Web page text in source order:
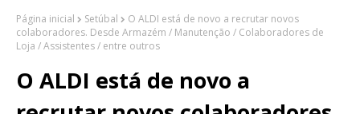
Página inicial Setúbal
O ALDI está de novo a recrutar novos
colaboradores. Desde Armazém / Manutenção / Colaboradores de
Loja / Assistentes / entre outros
O ALDI está de novo a